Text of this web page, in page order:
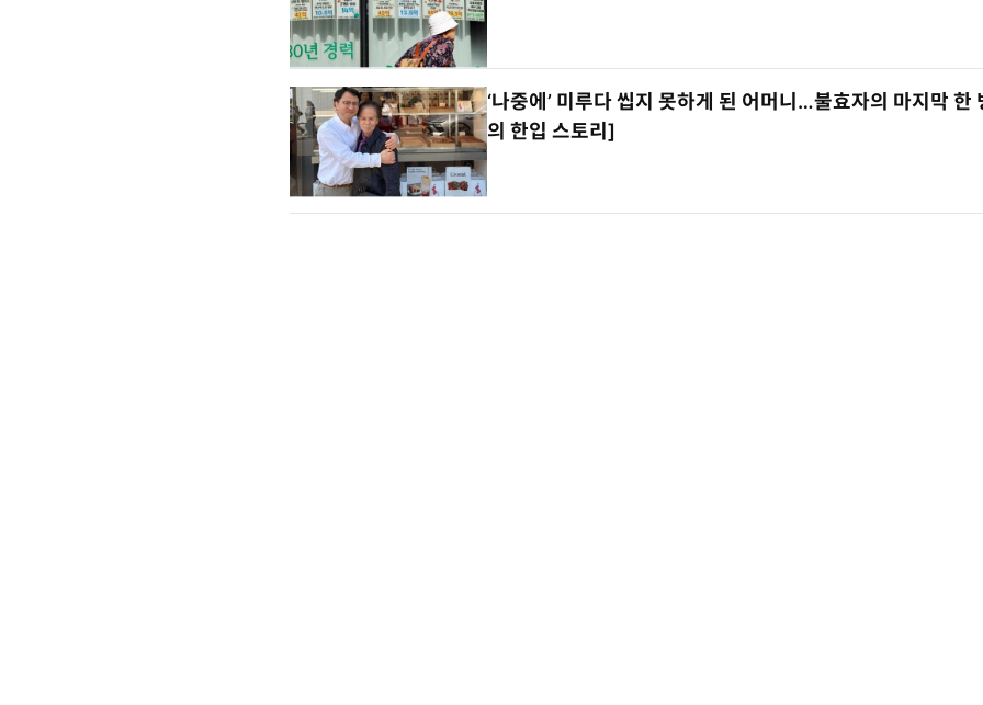
‘나중에’ 미루다 씹지 못하게 된 어머니…불효자의 마지막 한
의 한입 스토리]